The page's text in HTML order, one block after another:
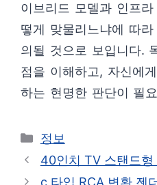
이브리드 모델과 인프
떻게 맞물리느냐에 따
의될 것으로 보입니다.
점을 이해하고, 자신에
하는 현명한 판단이 필
카
테
정보
40인치 TV 스탠드형
c 타입 RCA 변환 젠